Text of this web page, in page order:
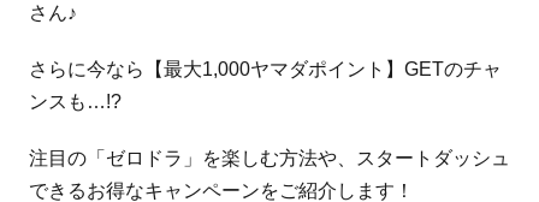
さん♪
さらに今なら【最大1,000ヤマダポイント】GETのチャ
ンスも…!?
注目の「ゼロドラ」を楽しむ方法や、スタートダッシュ
できるお得なキャンペーンをご紹介します！